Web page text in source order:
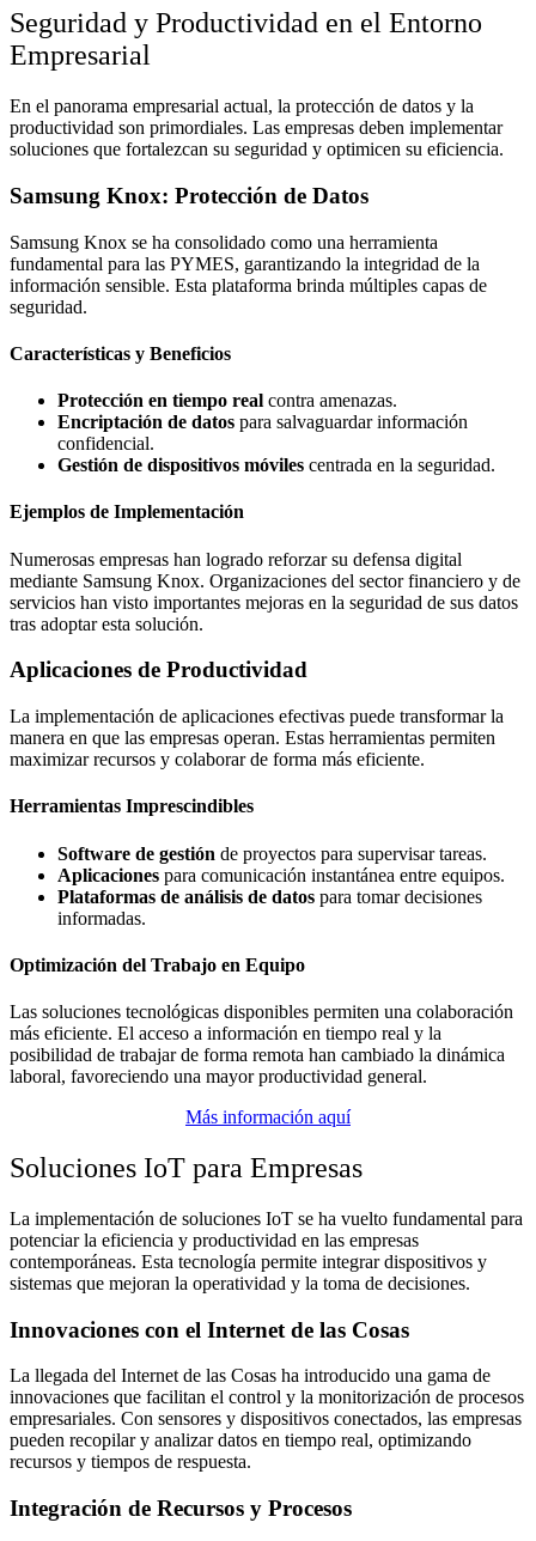
Seguridad y Productividad en el Entorno
Empresarial
En el panorama empresarial actual, la protección de datos y la
productividad son primordiales. Las empresas deben implementar
soluciones que fortalezcan su seguridad y optimicen su eficiencia.
Samsung Knox: Protección de Datos
Samsung Knox se ha consolidado como una herramienta
fundamental para las PYMES, garantizando la integridad de la
información sensible. Esta plataforma brinda múltiples capas de
seguridad.
Características y Beneficios
Protección en tiempo real contra amenazas.
Encriptación de datos para salvaguardar información
confidencial.
Gestión de dispositivos móviles centrada en la seguridad.
Ejemplos de Implementación
Numerosas empresas han logrado reforzar su defensa digital
mediante Samsung Knox. Organizaciones del sector financiero y de
servicios han visto importantes mejoras en la seguridad de sus datos
tras adoptar esta solución.
Aplicaciones de Productividad
La implementación de aplicaciones efectivas puede transformar la
manera en que las empresas operan. Estas herramientas permiten
maximizar recursos y colaborar de forma más eficiente.
Herramientas Imprescindibles
Software de gestión de proyectos para supervisar tareas.
Aplicaciones para comunicación instantánea entre equipos.
Plataformas de análisis de datos para tomar decisiones
informadas.
Optimización del Trabajo en Equipo
Las soluciones tecnológicas disponibles permiten una colaboración
más eficiente. El acceso a información en tiempo real y la
posibilidad de trabajar de forma remota han cambiado la dinámica
laboral, favoreciendo una mayor productividad general.
Más información aquí
Soluciones IoT para Empresas
La implementación de soluciones IoT se ha vuelto fundamental para
potenciar la eficiencia y productividad en las empresas
contemporáneas. Esta tecnología permite integrar dispositivos y
sistemas que mejoran la operatividad y la toma de decisiones.
Innovaciones con el Internet de las Cosas
La llegada del Internet de las Cosas ha introducido una gama de
innovaciones que facilitan el control y la monitorización de procesos
empresariales. Con sensores y dispositivos conectados, las empresas
pueden recopilar y analizar datos en tiempo real, optimizando
recursos y tiempos de respuesta.
Integración de Recursos y Procesos